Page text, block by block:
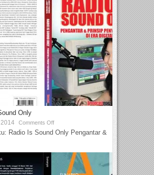
Only
Comments Off
Radio Is Sound Only Pengantar &